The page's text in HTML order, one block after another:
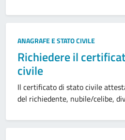
ANAGRAFE E STATO CIVILE
Richiedere il
civile
Il certificato di stato civile
del richiedente, nubile/celibe,